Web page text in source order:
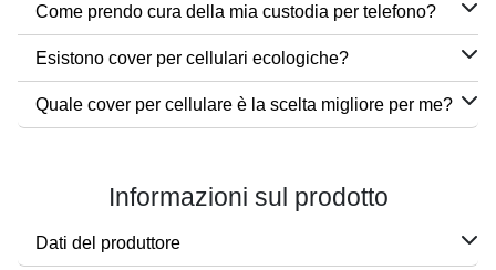
Come prendo cura della mia custodia per telefono?
Esistono cover per cellulari ecologiche?
Quale cover per cellulare è la scelta migliore per me?
Informazioni sul prodotto
Dati del produttore